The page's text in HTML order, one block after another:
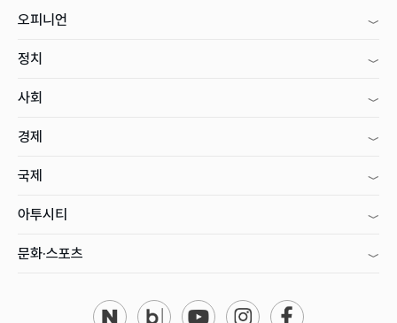
오피니언
정치
사회
경제
국제
아투시티
문화·스포츠